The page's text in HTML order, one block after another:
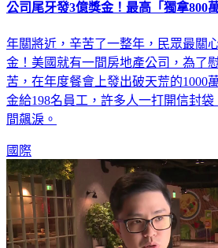
公司尾牙發3億獎金！最高「獨拿
年關將近，辛苦了一整年，民眾最關
金！美國就有一間房地產公司，為了
苦，在年度餐會上發出破天荒的1000
金給198名員工，許多人一打開信封
間飆淚。
國際